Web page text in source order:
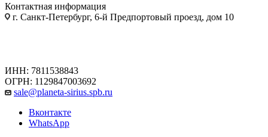
Контактная информация
г. Санкт-Петербург, 6-й Предпортовый проезд, дом 10
ИНН: 7811538843
ОГРН: 1129847003692
sale@planeta-sirius.spb.ru
Вконтакте
WhatsApp